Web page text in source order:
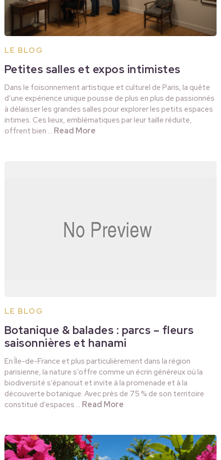
LE BLOG
Petites salles et expos intimistes
Dans le foisonnement artistique et culturel de Paris, la quête
d’une expérience unique pousse de plus en plus de passionnés
à délaisser les grandes salles pour explorer les petits espaces
intimes. Ces lieux, emblématiques par leur taille réduite,
offrent bien … Read More
LE BLOG
Botanique & balades : parcs – fleurs
saisonnières et hanami
En Île-de-France et plus particulièrement dans la région
parisienne, la nature s’offre comme un écrin généreux où la
biodiversité s’épanouit et invite à la promenade et à la
découverte botanique. Avec près de 75 % de son territoire
constitué d’espaces … Read More